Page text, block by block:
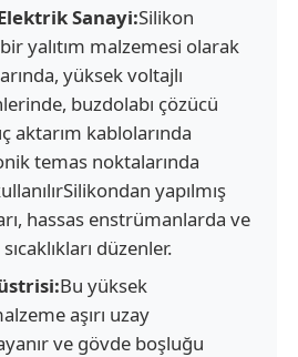
Sanayi:Silikon
yalıtım malzemesi olarak
yüksek voltajlı
buzdolabı çözücü
aktarım kablolarında
temas noktalarında
yapılmış
hassas enstrümanlarda ve
düzenler.
Bu yüksek
aşırı uzay
ve gövde boşluğu